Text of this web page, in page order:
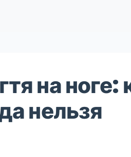
на ноге:
нельзя